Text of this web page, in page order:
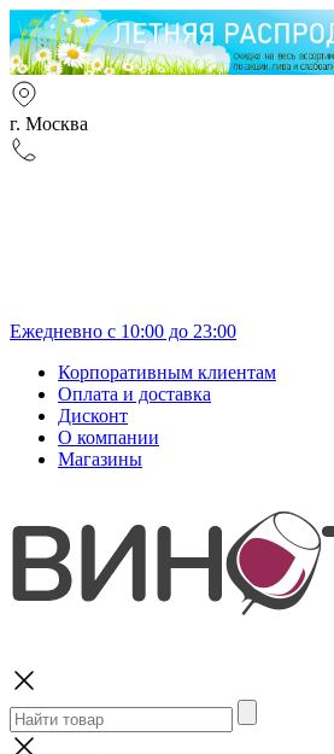
г. Москва
Ежедневно с 10:00 до 23:00
Корпоративным клиентам
Оплата и доставка
Дисконт
О компании
Магазины